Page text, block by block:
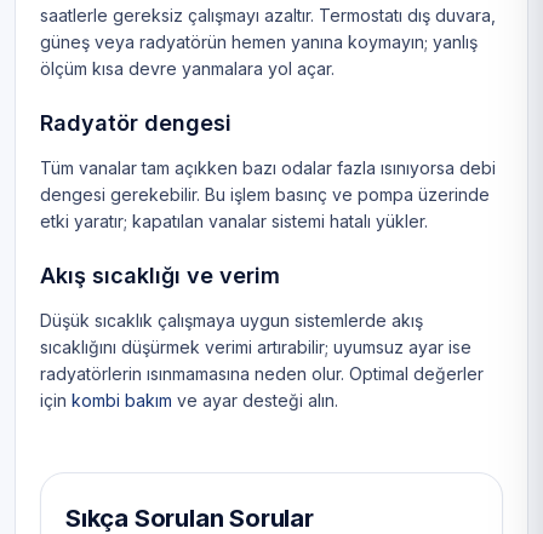
saatlerle gereksiz çalışmayı azaltır. Termostatı dış duvara,
güneş veya radyatörün hemen yanına koymayın; yanlış
ölçüm kısa devre yanmalara yol açar.
Radyatör dengesi
Tüm vanalar tam açıkken bazı odalar fazla ısınıyorsa debi
dengesi gerekebilir. Bu işlem basınç ve pompa üzerinde
etki yaratır; kapatılan vanalar sistemi hatalı yükler.
Akış sıcaklığı ve verim
Düşük sıcaklık çalışmaya uygun sistemlerde akış
sıcaklığını düşürmek verimi artırabilir; uyumsuz ayar ise
radyatörlerin ısınmamasına neden olur. Optimal değerler
için kombi bakım ve ayar desteği alın.
Sıkça Sorulan Sorular